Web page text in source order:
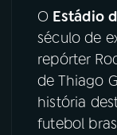
07ÚLTIMAS
08
O Estádio
século de
repórter
de Thiago
história
futebol